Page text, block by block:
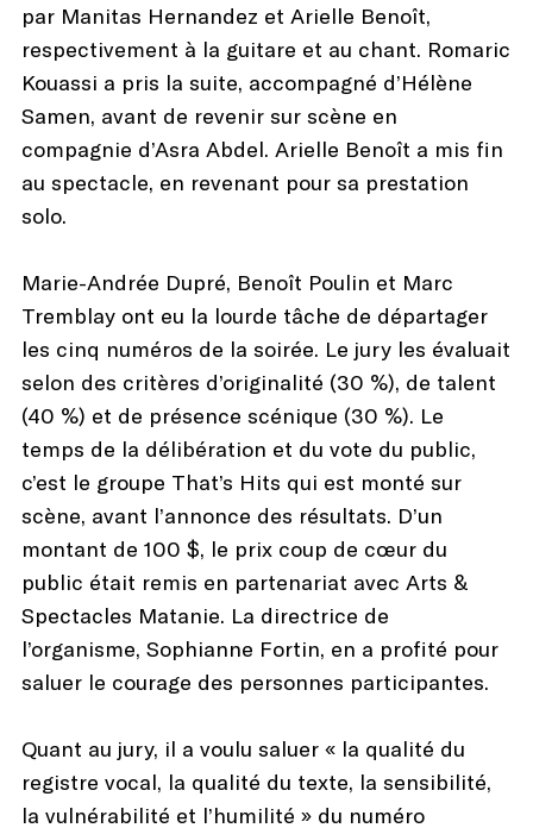
par Manitas Hernandez et Arielle Benoît,
respectivement à la guitare et au chant. Romaric
Kouassi a pris la suite, accompagné d’Hélène
Samen, avant de revenir sur scène en
compagnie d’Asra Abdel. Arielle Benoît a mis fin
au spectacle, en revenant pour sa prestation
solo.
Marie-Andrée Dupré, Benoît Poulin et Marc
Tremblay ont eu la lourde tâche de départager
les cinq numéros de la soirée. Le jury les évaluait
selon des critères d’originalité (30 %), de talent
(40 %) et de présence scénique (30 %). Le
temps de la délibération et du vote du public,
c’est le groupe That’s Hits qui est monté sur
scène, avant l’annonce des résultats. D’un
montant de 100 $, le prix coup de cœur du
public était remis en partenariat avec Arts &
Spectacles Matanie. La directrice de
l’organisme, Sophianne Fortin, en a profité pour
saluer le courage des personnes participantes.
Quant au jury, il a voulu saluer « la qualité du
registre vocal, la qualité du texte, la sensibilité,
la vulnérabilité et l’humilité » du numéro